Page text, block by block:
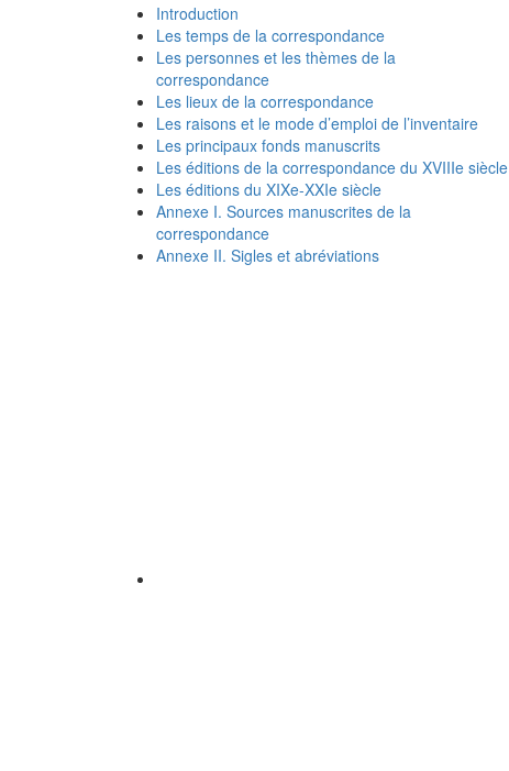
Introduction
Les temps de la correspondance
Les personnes et les thèmes de la
correspondance
Les lieux de la correspondance
Les raisons et le mode d’emploi de l’inventaire
Les principaux fonds manuscrits
Les éditions de la correspondance du XVIIIe siècle
Les éditions du XIXe-XXIe siècle
Annexe I. Sources manuscrites de la
correspondance
Annexe II. Sigles et abréviations